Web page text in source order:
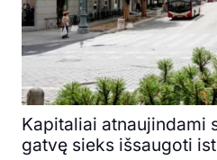
Kapitaliai atnaujindami
gatvę sieks išsaugoti